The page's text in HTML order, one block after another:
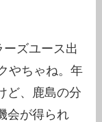
ズユース出
やちゃね。年
ど、鹿島の分
会が得られ